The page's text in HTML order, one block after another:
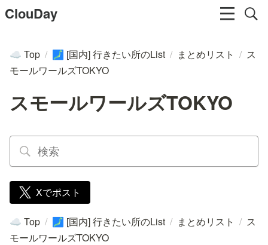
ClouDay
☁️ Top / 🗾 [国内] 行きたい所のList / まとめリスト / ス
モールワールズTOKYO
スモールワールズTOKYO
Xでポスト
☁️ Top / 🗾 [国内] 行きたい所のList / まとめリスト / ス
モールワールズTOKYO